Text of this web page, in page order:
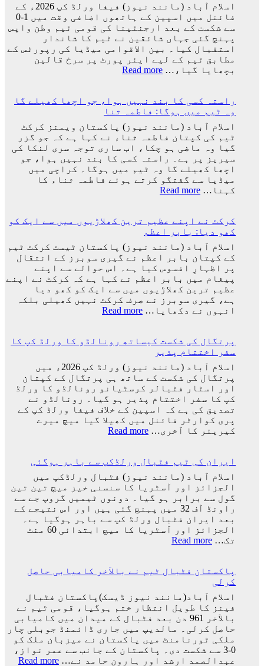
باہر
نکالنے
کی
درخواست
پر
2
لاکھ
افراد
کے
دستخط
اسلام آباد (مانند نیوز) فیفا ورلڈ کپ 2026ء کے
فائنل میں اسپین کے ہاتھوں اضافی وقت میں 1-0
سے شکست کے بعد ارجنٹینا کی قومی ٹیم وطن واپس
پہنچ گئی جہاں شائقین نے ٹیم کا شاندار
استقبال کیا۔ بین الاقوامی میڈیا کی رپورٹس کے
مطابق ٹیم کے لیے ایئر پورٹ پر سرخ قالین
بچھایا گیا،… Read more
:
فائنل
میں
شکست
کے
بعد
لیونل
میسی
ٹیم
کے
واپس
کیوں
گئے؟
وجہ
سامنے
آ
گئی
راستہ کسی کا بند نہیں ہوا، جو اچھا کھیلے گا
وہ ٹیم میں ہوگا: فاطمہ ثنا
اسلام آباد (مانند نیوز) پاکستان ویمنز کرکٹ
ٹیم کی کپتان فاطمہ ثناء نے کہا ہے کہ جو گزر
گیا وہ ماضی ہو چکا، اب ساری توجہ سری لنکا کی
سیریز پر ہے۔ راستہ کسی کا بند نہیں ہوا، جو
اچھا کھیلے گا وہ ٹیم میں ہوگا۔ کراچی میں
میڈیا سے گفتگو کرتے ہوئے فاطمہ ثناء کا
کہنا… Read more
:
کا
بند
ہوا،
جو
اچھا
کھیلے
گا
وہ
ٹیم
ہوگا:
فاطمہ
ثنا
کرکٹ نے اپنے عظیم ترین کھلاڑیوں میں سے ایک کو
کھو دیا: بابر اعظم
اسلام آباد (مانند نیوز) پاکستان ٹیسٹ کرکٹ ٹیم
کے کپتان بابر اعظم نے گیری سوبرز کے انتقال
پر اظہارِ افسوس کیا ہے۔ اس حوالے سے اپنے
پیغام میں بابر اعظم نے کہا ہے کہ کرکٹ نے اپنے
عظیم ترین کھلاڑیوں میں سے ایک کو کھو دیا
ہے، گیری سوبرز نے صرف کرکٹ نہیں کھیلی بلکہ
انہوں نے دکھایا… Read more
:
اپنے
ترین
کھلاڑیوں
میں
سے
ایک
کو
کھو
پرتگال کی شکست کیساتھ رونالڈو کا ورلڈ کپ کا
سفر اختتام پذیر
اسلام آباد (مانند نیوز) ورلڈ کپ 2026ء میں
پرتگال کی شکست کے ساتھ ہی پرتگال کے کپتان
اور اسٹار فٹبالر کرسٹیانو رونالڈو کا ورلڈ
کپ کا سفر اختتام پذیر ہو گیا۔ رونالڈو نے
تصدیق کی ہے کہ اسپین کے خلاف فیفا ورلڈ کپ کے
پری کوارٹر فائنل میں کھیلا گیا میچ میرے
کیریئر کا آخری… Read more
:
شکست
کیساتھ
رونالڈو
کا
ورلڈ
کپ
کا
سفر
ایران کی ٹیم فٹبال ورلڈکپ سے باہر ہوگئی
اسلام آباد (مانند نیوز) فٹبال ورلڈکپ میں
الجزائز اور آسٹریا کا سنسنی خیز میچ تین تین
گول سے برابر ہو گیا۔ دونوں ٹیمیں گروپ جے سے
راونڈ آف 32 میں پہنچ گئی ہیں اور اس نتیجے کے
بعد ایران فٹبال ورلڈ کپ سے باہر ہوگیا ہے۔
الجزائز اور آسٹریا کا میچ ابتدائی 60 منٹ
تک… Read more
:
ٹیم
سے
باہر
ہوگئی
پاکستان فٹبال ٹیم نے بالآخر کامیابی حاصل
کرلی
اسلام آباد(مانند نیوز ڈیسک)پاکستان فٹبال
فینز کا طویل انتظار ختم ہوگیا، قومی ٹیم نے
بالآخر 961 دن بعد فٹبال کے میدان میں کامیابی
حاصل کرلی۔ مالدیپ میں جاری ڈائمنڈ جوبلی چار
ملکی ٹورنامنٹ میں پاکستان نے میزبان ملک کو
0-3 سے شکست دی۔ پاکستان کے جانب سے عمر نواز،
عبدالصمد ارشد اور ہارون حامد نے… Read more
: